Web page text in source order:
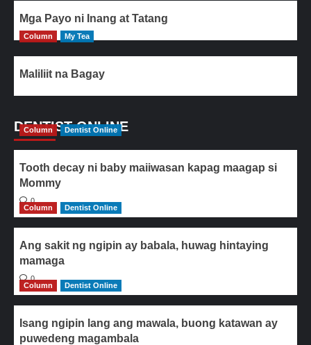
Mga Payo ni Inang at Tatang
Column My Tea
Maliliit na Bagay
DENTIST ONLINE
Column Dentist Online
Tooth decay ni baby maiiwasan kapag maagap si
Mommy
0
Column
Dentist Online
Ang sakit ng ngipin ay babala, huwag hintaying
mamaga
0
Column
Dentist Online
Isang ngipin lang ang mawala, buong katawan ay
puwedeng magambala